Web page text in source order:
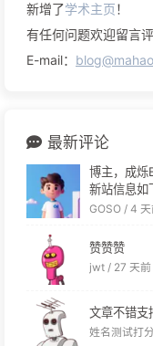
新增了学术主页！
有任何问题欢迎留言
E-mail：
最新评论
博主，成
新站信息如
硕蓄而行链
GOSO / 4 天
赞赞赞
jwt / 27 天前
文章不错支
姓名测试打